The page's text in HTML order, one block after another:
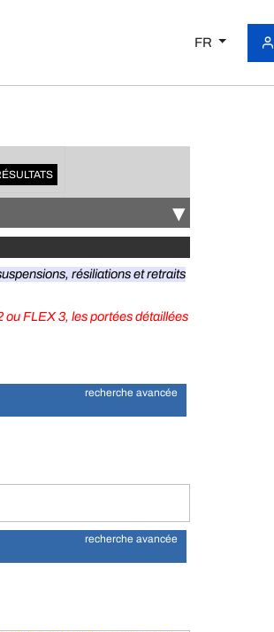
FR
▾
résiliations et retraits
ou FLEX 3, les portées détaillées
recherche avancée
recherche avancée